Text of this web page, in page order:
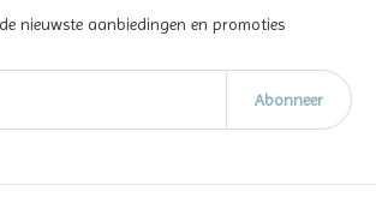
nieuwste aanbiedingen en promoties
Abonneer